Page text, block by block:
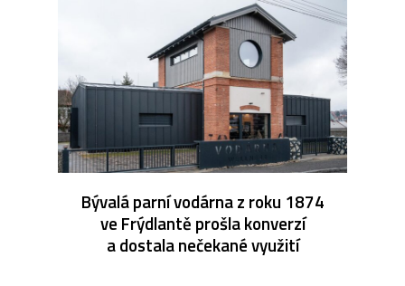
Bývalá parní vodárna z roku 1874
ve Frýdlantě prošla konverzí
a dostala nečekané využití